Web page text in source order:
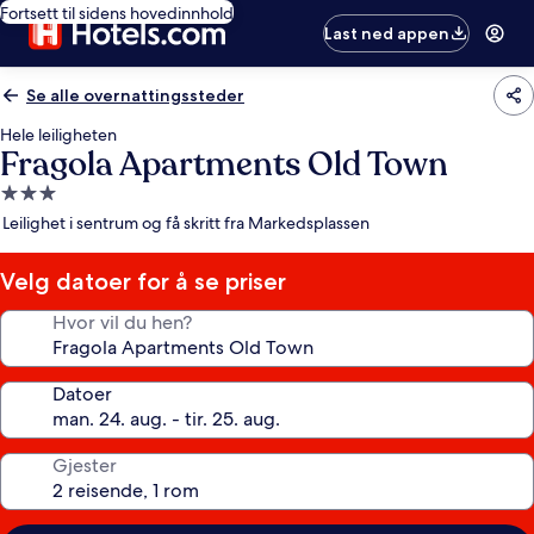
Fortsett til sidens hovedinnhold
Last ned appen
Se alle overnattingssteder
Hele leiligheten
Fragola Apartments Old Town
Overnattingssted
med
stjerner
Leilighet i sentrum og få skritt fra Markedsplassen
Velg datoer for å se priser
Hvor vil du hen?
Datoer
Gjester